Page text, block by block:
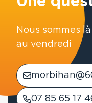
Nous sommes
au vendredi
07 85 65 17